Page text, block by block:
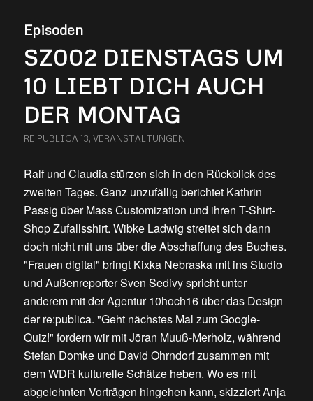
Episoden
SZ002 DIENSTAGS UM
10 LIEBT DICH AUCH
DER MONTAG
RE:PUBLICA 13, VERANSTALTUNGEN
Ralf und Claudia stürzen sich in den Rückblick des
zweiten Tages. Ganz unzufällig berichtet Kathrin
Passig über Mass Customization und ihren T-Shirt-
Shop Zufallsshirt. Wibke Ladwig streitet sich dann
doch nicht mit uns über die Abschaffung des Buches.
"Frauen digital" bringt Kixka Nebraska mit ins Studio
und Außenreporter Sven Sedivy spricht unter
anderem mit der Agentur 10hoch16 über das Design
der re:publica. "Geht nächstes Mal zum Google-
Quiz!" fordern wir mit Jöran Muuß-Merholz, während
Stefan Domke und David Ohrndorf zusammen mit
dem WDR kulturelle Schätze heben. Wo es mit
abgelehnten Vorträgen hingehen kann, skizziert Anja